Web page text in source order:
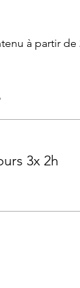
à partir
3x 2h